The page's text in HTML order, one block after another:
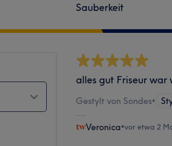
Sauberkeit
alles gut Friseur
Gestylt von Sondes•
Veronica•vor etwa 2